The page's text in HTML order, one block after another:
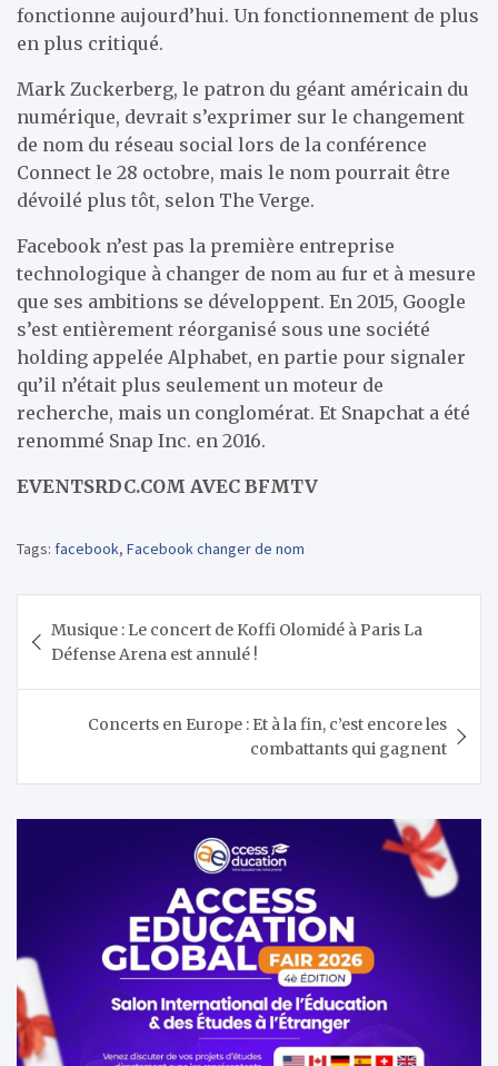
fonctionne aujourd’hui. Un fonctionnement de plus
en plus critiqué.
Mark Zuckerberg, le patron du géant américain du
numérique, devrait s’exprimer sur le changement
de nom du réseau social lors de la conférence
Connect le 28 octobre, mais le nom pourrait être
dévoilé plus tôt, selon The Verge.
Facebook n’est pas la première entreprise
technologique à changer de nom au fur et à mesure
que ses ambitions se développent. En 2015, Google
s’est entièrement réorganisé sous une société
holding appelée Alphabet, en partie pour signaler
qu’il n’était plus seulement un moteur de
recherche, mais un conglomérat. Et Snapchat a été
renommé Snap Inc. en 2016.
EVENTSRDC.COM AVEC BFMTV
Tags: facebook, Facebook changer de nom
de
l’article
Musique : Le concert de Koffi Olomidé à Paris La
Défense Arena est annulé !
Concerts en Europe : Et à la fin, c’est encore les
combattants qui gagnent